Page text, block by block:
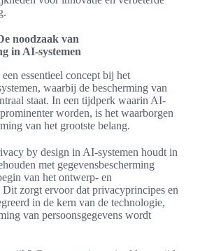
noodzaak van
in AI-systemen
een essentieel concept bij het
waarbij de bescherming van
staat. In een tijdperk waarin AI-
worden, is het waarborgen
van het grootste belang.
by design in AI-systemen houdt in
met gegevensbescherming
van het ontwerp- en
zorgt ervoor dat privacyprincipes en
in de kern van de technologie,
van persoonsgegevens wordt